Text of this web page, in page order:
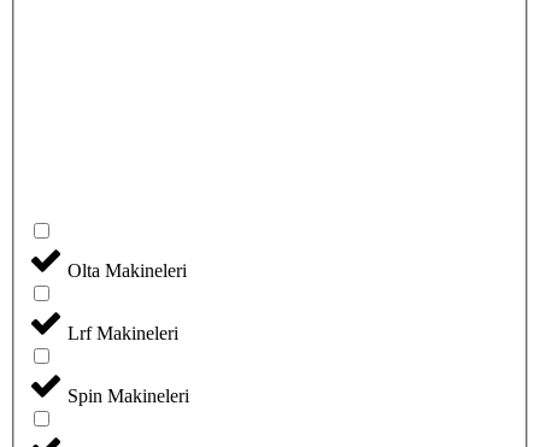
Olta Makineleri
Lrf Makineleri
Spin Makineleri